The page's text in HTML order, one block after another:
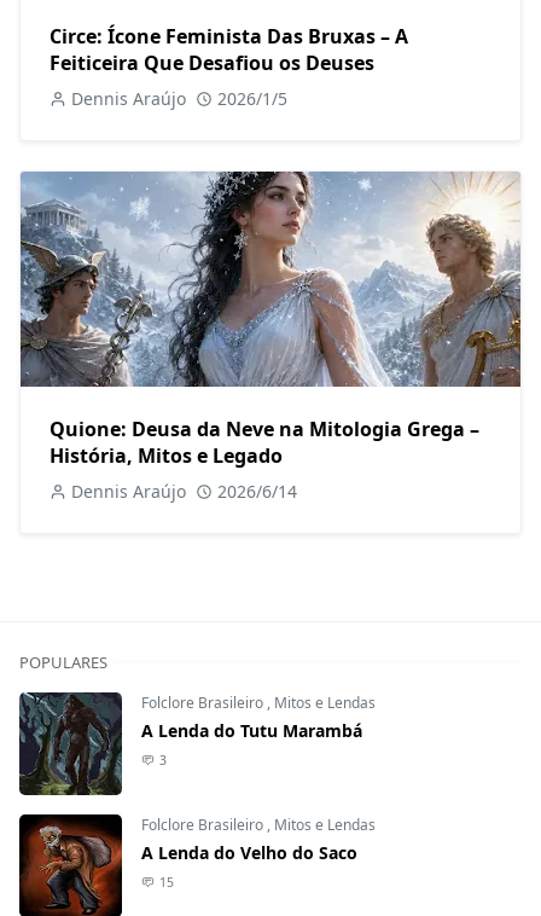
Circe: Ícone Feminista Das Bruxas – A
Feiticeira Que Desafiou os Deuses
Dennis Araújo 2026/1/5
Quione: Deusa da Neve na Mitologia Grega –
História, Mitos e Legado
Dennis Araújo 2026/6/14
POPULARES
Folclore Brasileiro , Mitos e Lendas
A Lenda do Tutu Marambá
3
Folclore Brasileiro , Mitos e Lendas
A Lenda do Velho do Saco
15